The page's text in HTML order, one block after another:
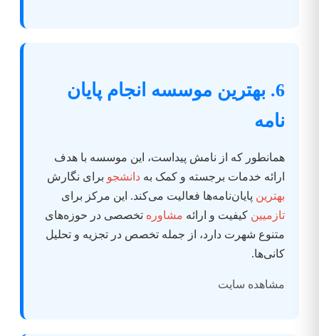
6. بهترین موسسه انجام پایان
نامه
همانطور که از نامش پیداست، این موسسه با هدف
ارائه خدمات برجسته و کمک به دانشجو برای نگارش
بهترین پایان‌نامه‌ها فعالیت می‌کند. این مرکز برای
تازمیین کیفیت و ارائه مشاوره تخصصی در حوزه‌های
متنوع شهرت دارد، از جمله تخصص در تجزیه و تحلیل
کانی‌ها.
مشاهده سایت